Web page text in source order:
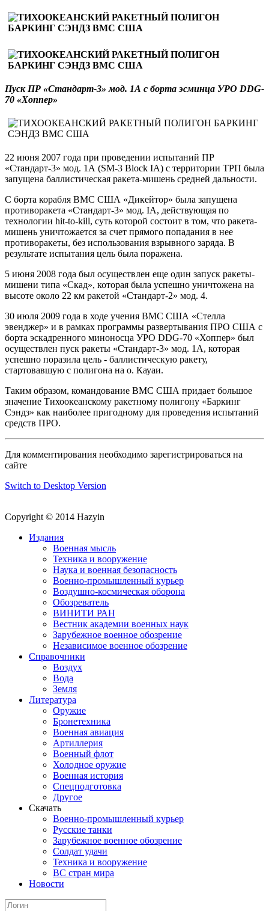
Пуск ПР «Стандарт-3» мод. 1А с борта эсминца УРО DDG-
70 «Хоппер»
22 июня 2007 года при проведении испытаний ПР
«Стандарт-3» мод. 1А (SM-3 Block IA) с территории ТРП была
запущена баллистическая ракета-мишень средней дальности.
С борта корабля ВМС США «Дикейтор» была запущена
противоракета «Стандарт-3» мод. IA, действующая по
технологии hit-to-kill, суть которой состоит в том, что ракета-
мишень уничтожается за счет прямого попадания в нее
противоракеты, без использования взрывного заряда. В
результате испытания цель была поражена.
5 июня 2008 года был осуществлен еще один запуск ракеты-
мишени типа «Скад», которая была успешно уничтожена на
высоте около 22 км ракетой «Стандарт-2» мод. 4.
30 июля 2009 года в ходе учения ВМС США «Стелла
эвенджер» и в рамках программы развертывания ПРО США с
борта эскадренного миноносца УРО DDG-70 «Хоппер» был
осуществлен пуск ракеты «Стандарт-3» мод. 1А, которая
успешно поразила цель - баллистическую ракету,
стартовавшую с полигона на о. Кауаи.
Таким образом, командование ВМС США придает большое
значение Тихоокеанскому ракетному полигону «Баркинг
Сэндз» как наиболее пригодному для проведения испытаний
средств ПРО.
Для комментирования необходимо зарегистрироваться на
сайте
Switch to Desktop Version
Copyright © 2014 Hazyin
Издания
Военная мысль
Техника и вооружение
Наука и военная безопасность
Военно-промышленный курьер
Воздушно-космическая оборона
Обозреватель
ВИНИТИ РАН
Вестник академии военных наук
Зарубежное военное обозрение
Независимое военное обозрение
Справочники
Воздух
Вода
Земля
Литература
Оружие
Бронетехника
Военная авиация
Артиллерия
Военный флот
Холодное оружие
Военная история
Спецподготовка
Другое
Скачать
Военно-промышленный курьер
Русские танки
Зарубежное военное обозрение
Солдат удачи
Техника и вооружение
ВС стран мира
Новости